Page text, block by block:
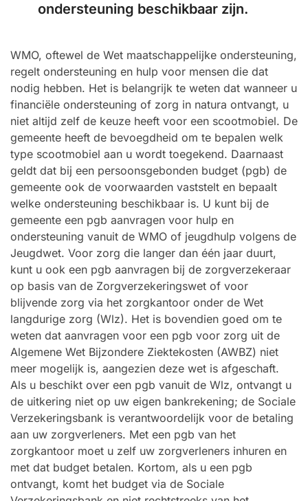
ondersteuning beschikbaar zijn.
WMO, oftewel de Wet maatschappelijke ondersteuning,
regelt ondersteuning en hulp voor mensen die dat
nodig hebben. Het is belangrijk te weten dat wanneer u
financiële ondersteuning of zorg in natura ontvangt, u
niet altijd zelf de keuze heeft voor een scootmobiel. De
gemeente heeft de bevoegdheid om te bepalen welk
type scootmobiel aan u wordt toegekend. Daarnaast
geldt dat bij een persoonsgebonden budget (pgb) de
gemeente ook de voorwaarden vaststelt en bepaalt
welke ondersteuning beschikbaar is. U kunt bij de
gemeente een pgb aanvragen voor hulp en
ondersteuning vanuit de WMO of jeugdhulp volgens de
Jeugdwet. Voor zorg die langer dan één jaar duurt,
kunt u ook een pgb aanvragen bij de zorgverzekeraar
op basis van de Zorgverzekeringswet of voor
blijvende zorg via het zorgkantoor onder de Wet
langdurige zorg (Wlz). Het is bovendien goed om te
weten dat aanvragen voor een pgb voor zorg uit de
Algemene Wet Bijzondere Ziektekosten (AWBZ) niet
meer mogelijk is, aangezien deze wet is afgeschaft.
Als u beschikt over een pgb vanuit de Wlz, ontvangt u
de uitkering niet op uw eigen bankrekening; de Sociale
Verzekeringsbank is verantwoordelijk voor de betaling
aan uw zorgverleners. Met een pgb van het
zorgkantoor moet u zelf uw zorgverleners inhuren en
met dat budget betalen. Kortom, als u een pgb
ontvangt, komt het budget via de Sociale